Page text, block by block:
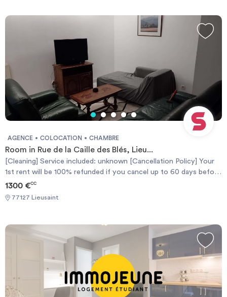
50% si vous annulez jusqu'à 30 jours avant.
AGENCE COLOCATION CHAMBRE
Room in Rue de la Caille des Blés, Lieu...
[Cleaning] Service included: unknown [Cancellation Policy] Your
1st rent will be 100% refunded if you cancel up to 60 days before
the contract start date or you'll get a 50% refund if you cancel
up to 30 days. [Politique d'Annulation] Votre 1er loyer sera
50% si vous annulez jusqu'à 30 jours avant.
1300 €CC
77127 Lieusaint